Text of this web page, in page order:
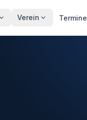
Verein Termine